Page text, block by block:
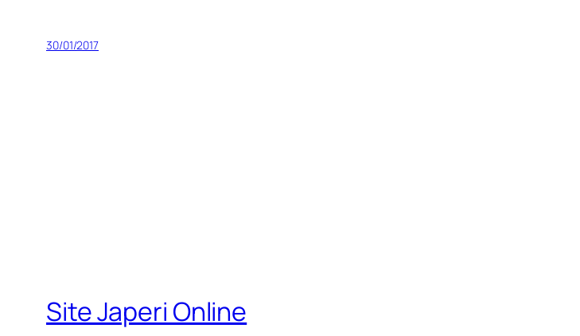
30/01/2017
Site Japeri Online